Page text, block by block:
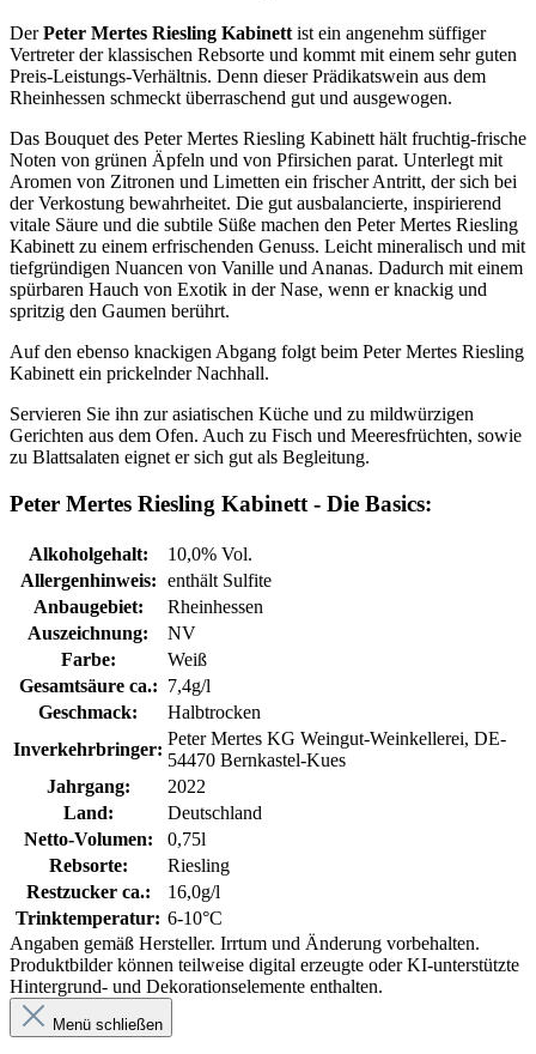
DerPeter Mertes Riesling Kabinett ist ein angenehm süffiger
Vertreter der klassischen Rebsorte und kommt mit einem sehr guten
Preis-Leistungs-Verhältnis. Denn dieser Prädikatswein aus dem
Rheinhessen schmeckt überraschend gut und ausgewogen.
Das Bouquet des Peter Mertes Riesling Kabinett hält fruchtig-frische
Noten von grünen Äpfeln und von Pfirsichen parat. Unterlegt mit
Aromen von Zitronen und Limetten ein frischer Antritt, der sich bei
der Verkostung bewahrheitet. Die gut ausbalancierte, inspirierend
vitale Säure und die subtile Süße machen den Peter Mertes Riesling
Kabinett zu einem erfrischenden Genuss. Leicht mineralisch und mit
tiefgründigen Nuancen von Vanille und Ananas. Dadurch mit einem
spürbaren Hauch von Exotik in der Nase, wenn er knackig und
spritzig den Gaumen berührt.
Auf den ebenso knackigen Abgang folgt beim Peter Mertes Riesling
Kabinett ein prickelnder Nachhall.
Servieren Sie ihn zur asiatischen Küche und zu mildwürzigen
Gerichten aus dem Ofen. Auch zu Fisch und Meeresfrüchten, sowie
zu Blattsalaten eignet er sich gut als Begleitung.
Peter Mertes Riesling Kabinett - Die Basics:
Alkoholgehalt:
10,0% Vol.
Allergenhinweis: enthält Sulfite
Anbaugebiet:
Rheinhessen
Auszeichnung:
NV
Farbe:
Weiß
Gesamtsäure ca.: 7,4g/l
Geschmack:
Halbtrocken
Inverkehrbringer:
Peter Mertes KG Weingut-Weinkellerei, DE-
54470 Bernkastel-Kues
Jahrgang:
2022
Land:
Deutschland
Netto-Volumen:
0,75l
Rebsorte:
Riesling
Restzucker ca.:
16,0g/l
Trinktemperatur: 6-10°C
Angaben gemäß Hersteller. Irrtum und Änderung vorbehalten.
Produktbilder können teilweise digital erzeugte oder KI-unterstützte
Hintergrund- und Dekorationselemente enthalten.
Menü schließen